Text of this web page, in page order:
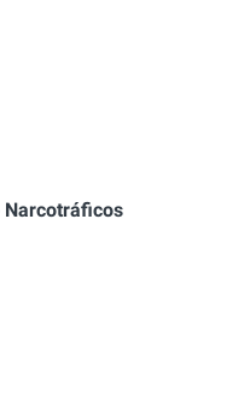
Narcotráficos